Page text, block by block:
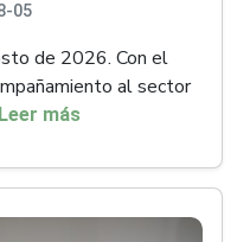
05
de 2026. Con el
al sector
Leer más